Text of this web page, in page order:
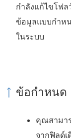
กำลังแก้ไขโฟ
ข้อมูลแบบกำหน
ในระบบ
ข้อกำหนด
คุณสามา
จากฟิลด์